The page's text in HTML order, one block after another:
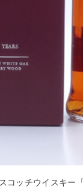
コッチウイスキー